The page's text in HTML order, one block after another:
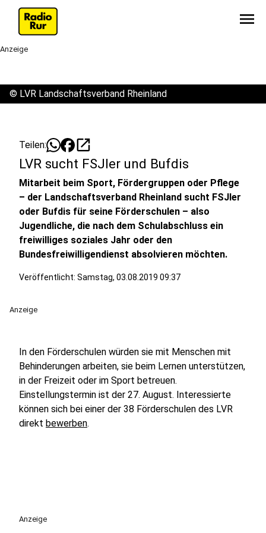
menu
Anzeige
© LVR Landschaftsverband Rheinland
Teilen: open_in_new
LVR sucht FSJler und Bufdis
Mitarbeit beim Sport, Fördergruppen oder Pflege
– der Landschaftsverband Rheinland sucht FSJler
oder Bufdis für seine Förderschulen – also
Jugendliche, die nach dem Schulabschluss ein
freiwilliges soziales Jahr oder den
Bundesfreiwilligendienst absolvieren möchten.
Veröffentlicht: Samstag, 03.08.2019 09:37
Anzeige
In den Förderschulen würden sie mit Menschen mit
Behinderungen arbeiten, sie beim Lernen unterstützen,
in der Freizeit oder im Sport betreuen.
Einstellungstermin ist der 27. August. Interessierte
können sich bei einer der 38 Förderschulen des LVR
direkt bewerben.
Anzeige